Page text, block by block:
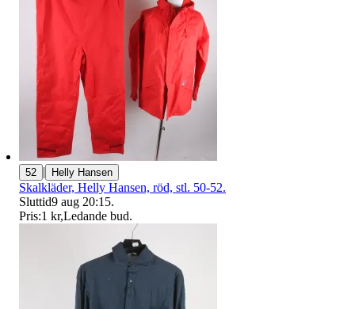
52 | Helly Hansen
Skalkläder, Helly Hansen, röd, stl. 50-52.
Sluttid9 aug 20:15.
Pris:1 kr,Ledande bud.